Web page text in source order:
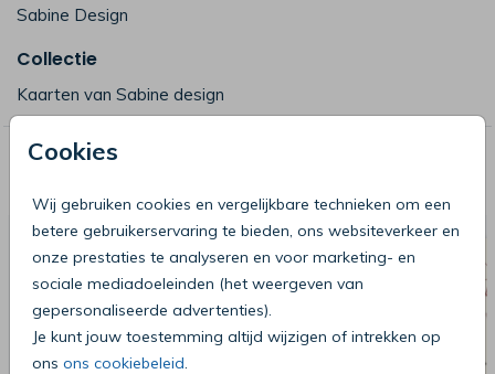
Cookies
Wij gebruiken cookies en vergelijkbare technieken om een
betere gebruikerservaring te bieden, ons websiteverkeer en
onze prestaties te analyseren en voor marketing- en
sociale mediadoeleinden (het weergeven van
gepersonaliseerde advertenties).
Je kunt jouw toestemming altijd wijzigen of intrekken op
ons ons cookiebeleid
Sabine Design
Collectie
Kaarten van Sabine design
Deze producten zijn wellicht ook iets
voor je